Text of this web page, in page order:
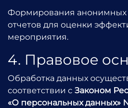
Формирования анонимных
отчетов для оценки
мероприятия.
4. Правовое
Обработка данных
соответствии с Законом
«О персональных данных»